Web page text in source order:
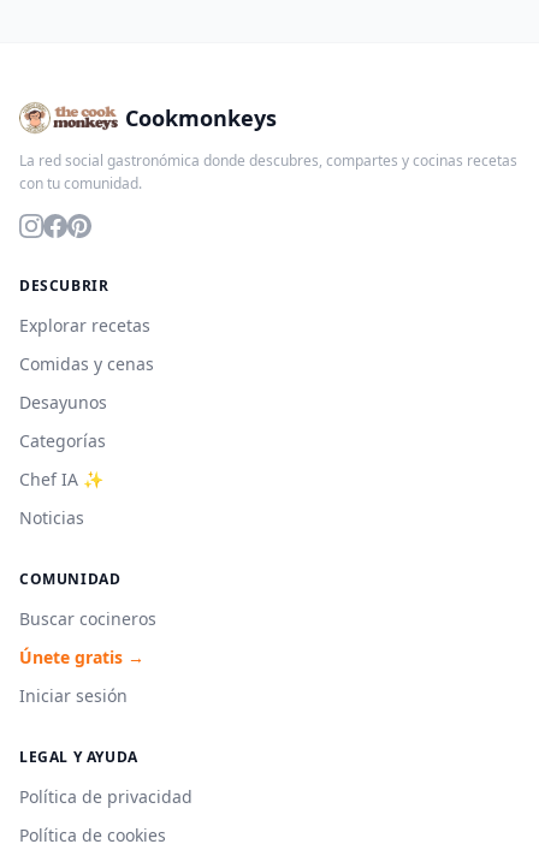
Cookmonkeys
La red social gastronómica donde descubres, compartes y cocinas recetas
con tu comunidad.
DESCUBRIR
Explorar recetas
Comidas y cenas
Desayunos
Categorías
Chef IA ✨
Noticias
COMUNIDAD
Buscar cocineros
Únete gratis →
Iniciar sesión
LEGAL Y AYUDA
Política de privacidad
Política de cookies